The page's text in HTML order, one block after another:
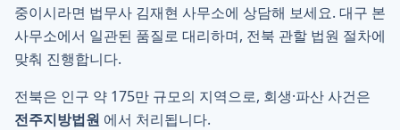
중이시라면 법무사 김재현 사무소에 상담해 보세요. 대구 본
사무소에서 일관된 품질로 대리하며, 전북 관할 법원 절차에
맞춰 진행합니다.
전북은 인구 약 175만 규모의 지역으로, 회생·파산 사건은
전주지방법원 에서 처리됩니다.